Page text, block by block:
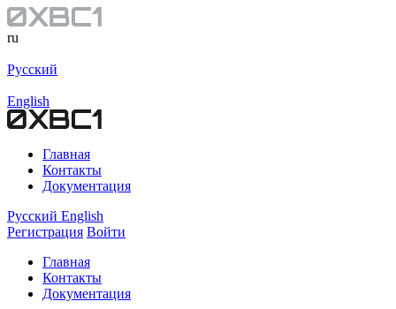
ru
Русский
English
Главная
Контакты
Документация
Русский English
Регистрация Войти
Главная
Контакты
Документация